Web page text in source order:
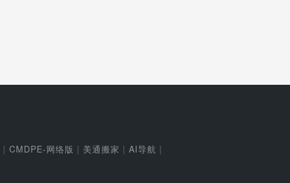
| CMDPE-网络版 | 美通搬家 | AI导航 |